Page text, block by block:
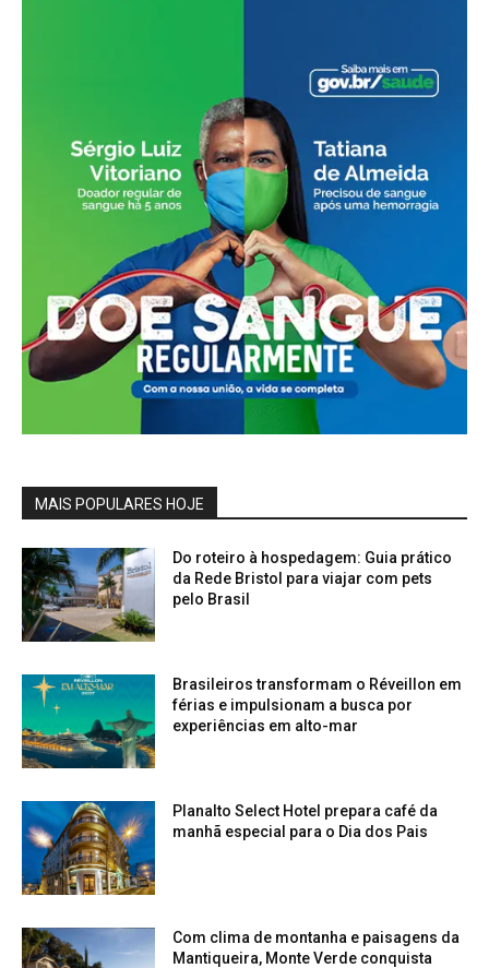
MAIS POPULARES HOJE
Do roteiro à hospedagem: Guia prático
da Rede Bristol para viajar com pets
pelo Brasil
Brasileiros transformam o Réveillon em
férias e impulsionam a busca por
experiências em alto-mar
Planalto Select Hotel prepara café da
manhã especial para o Dia dos Pais
Com clima de montanha e paisagens da
Mantiqueira, Monte Verde conquista